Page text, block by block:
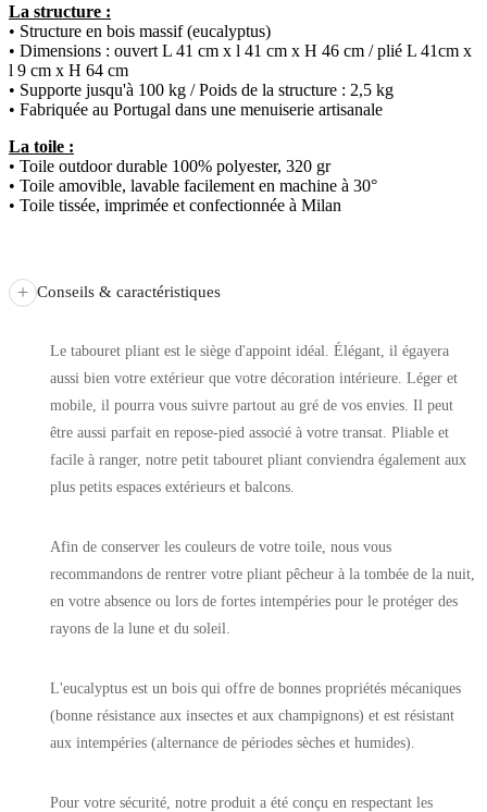
La structure :
• Structure en bois massif (eucalyptus)
• Dimensions : ouvert L 41 cm x l 41 cm x H 46 cm / plié L 41cm x
l 9 cm x H 64 cm
• Supporte jusqu'à 100 kg / Poids de la structure : 2,5 kg
• Fabriquée au Portugal dans une menuiserie artisanale
La toile :
• Toile outdoor durable 100% polyester, 320 gr
• Toile amovible, lavable facilement en machine à 30°
• Toile tissée, imprimée et confectionnée à Milan
+ Conseils & caractéristiques
Le tabouret pliant est le siège d'appoint idéal. Élégant, il égayera
aussi bien votre extérieur que votre décoration intérieure. Léger et
mobile, il pourra vous suivre partout au gré de vos envies. Il peut
être aussi parfait en repose-pied associé à votre transat. Pliable et
facile à ranger, notre petit tabouret pliant conviendra également aux
plus petits espaces extérieurs et balcons.
Afin de conserver les couleurs de votre toile, nous vous
recommandons de rentrer votre pliant pêcheur à la tombée de la nuit,
en votre absence ou lors de fortes intempéries pour le protéger des
rayons de la lune et du soleil.
L'eucalyptus est un bois qui offre de bonnes propriétés mécaniques
(bonne résistance aux insectes et aux champignons) et est résistant
aux intempéries (alternance de périodes sèches et humides).
Pour votre sécurité, notre produit a été conçu en respectant les